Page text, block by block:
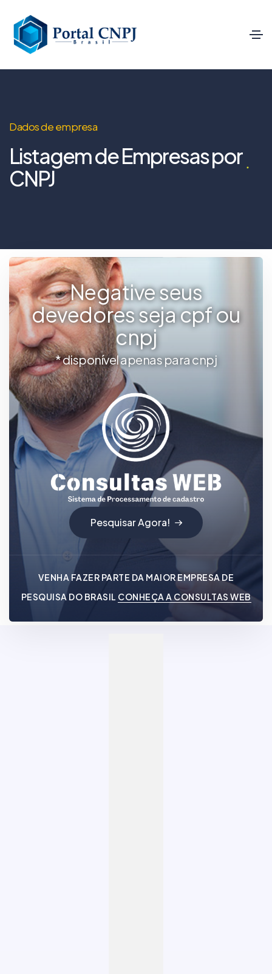
Dados de empresa
Listagem de Empresas por
CNPJ
Negative seus
devedores seja cpf ou
cnpj
* disponível apenas para cnpj
Pesquisar Agora!
VENHA FAZER PARTE DA MAIOR EMPRESA DE
PESQUISA DO BRASIL CONHEÇA A CONSULTAS WEB